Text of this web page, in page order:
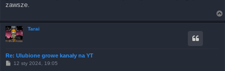
zawsze.
Tarai
Re: Ulubione growe kanały na YT
P12 sty 2024, 19:05